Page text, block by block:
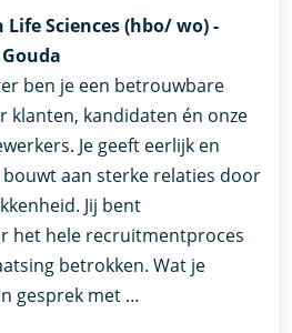
Sciences (hbo/ wo) -
ben je een betrouwbare
klanten, kandidaten én onze
Je geeft eerlijk en
aan sterke relaties door
Jij bent
het hele recruitmentproces
betrokken. Wat je
gesprek met …